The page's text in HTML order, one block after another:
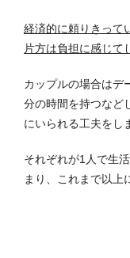
経済的に頼りきって
片方は負担に感じて
カップルの場合はデ
分の時間を持つなど
にいられる工夫をし
それぞれが1人で生
まり、これまで以上